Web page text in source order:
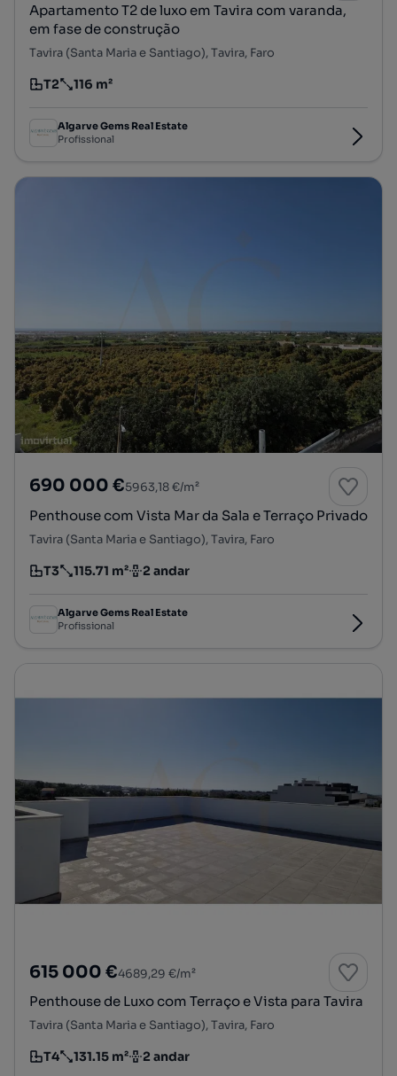
Apartamento T2 de luxo em Tavira com varanda,
em fase de construção
Tavira (Santa Maria e Santiago), Tavira, Faro
Tipologia
T2
Preço por metro quadrado
116 m²
Algarve Gems Real Estate
Profissional
690 000 €5963,18 €/m²
Penthouse com Vista Mar da Sala e Terraço Privado
Tavira (Santa Maria e Santiago), Tavira, Faro
Tipologia
T3
Preço por metro quadrado
115.71 m²
Andar 2 andar
Algarve Gems Real Estate
Profissional
615 000 €4689,29 €/m²
Penthouse de Luxo com Terraço e Vista para Tavira
Tavira (Santa Maria e Santiago), Tavira, Faro
Tipologia
T4
Preço por metro quadrado
131.15 m²
Andar 2 andar